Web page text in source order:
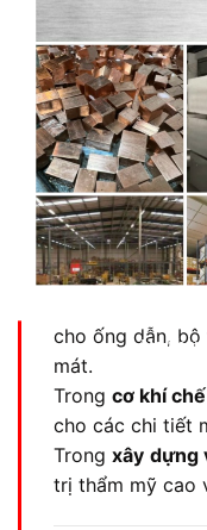
phụ kiện và
theo yêu cầu,
đặc thù trong
Ứng dụng
trong thực tế
Trongngành
chủ đạo cho
dẫn điện.
cho ống dẫn,
mát.
Trong cơ khí
cho các chi tiết
Trongxây dựng
trị thẩm mỹ cao
No